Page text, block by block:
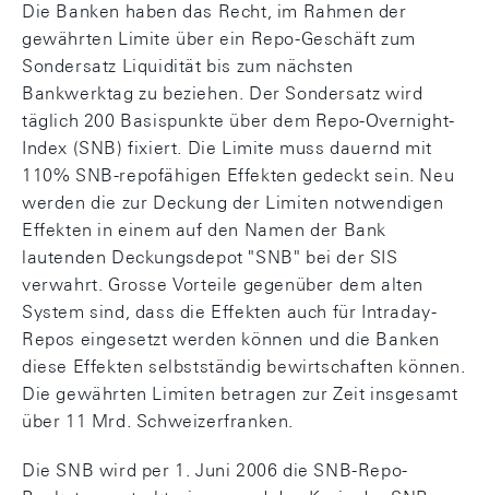
Die Banken haben das Recht, im Rahmen der
gewährten Limite über ein Repo-Geschäft zum
Sondersatz Liquidität bis zum nächsten
Bankwerktag zu beziehen. Der Sondersatz wird
täglich 200 Basispunkte über dem Repo-Overnight-
Index (SNB) fixiert. Die Limite muss dauernd mit
110% SNB-repofähigen Effekten gedeckt sein. Neu
werden die zur Deckung der Limiten notwendigen
Effekten in einem auf den Namen der Bank
lautenden Deckungsdepot "SNB" bei der SIS
verwahrt. Grosse Vorteile gegenüber dem alten
System sind, dass die Effekten auch für Intraday-
Repos eingesetzt werden können und die Banken
diese Effekten selbstständig bewirtschaften können.
Die gewährten Limiten betragen zur Zeit insgesamt
über 11 Mrd. Schweizerfranken.
Die SNB wird per 1. Juni 2006 die SNB-Repo-